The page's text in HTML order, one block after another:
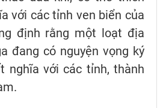
với các tỉnh ven biển của
định rằng một loạt địa
đang có nguyện vọng ký
nghĩa với các tỉnh, thành